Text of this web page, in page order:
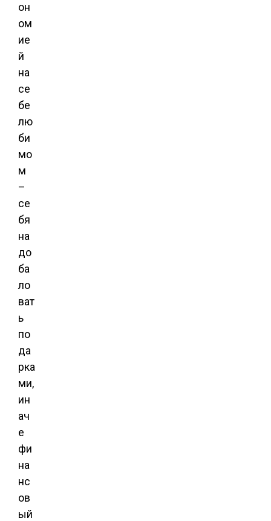
он
ом
ие
й
на
се
бе
лю
би
мо
м
–
се
бя
на
до
ба
ло
ват
ь
по
да
рка
ми,
ин
ач
е
фи
на
нс
ов
ый